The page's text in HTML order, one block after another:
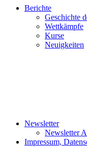
Berichte
Geschichte
Wettkämpfe
Kurse
Neuigkeiten
Newsletter
Newsletter
Impressum,